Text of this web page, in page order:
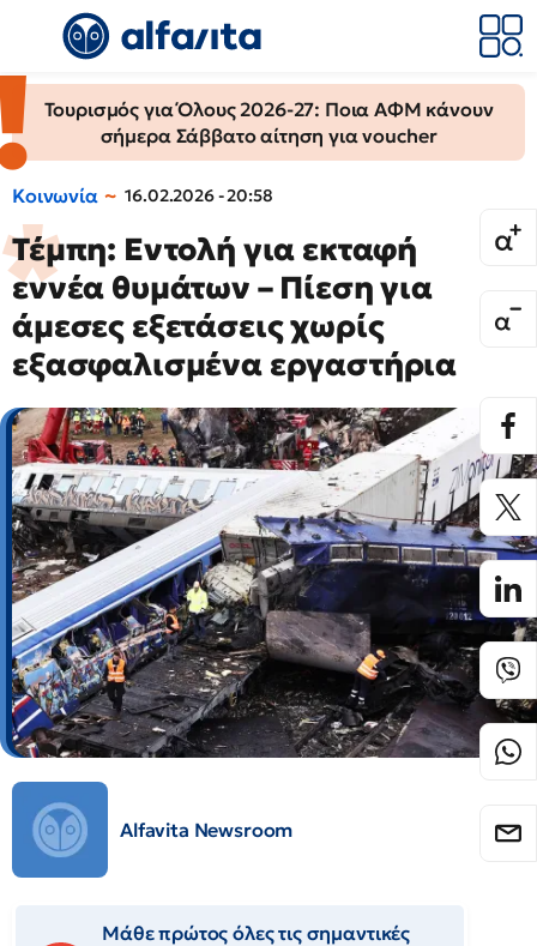
Τουρισμός για Όλους 2026-27: Ποια ΑΦΜ κάνουν
σήμερα Σάββατο αίτηση για voucher
Κοινωνία 16.02.2026 - 20:58
Τέμπη: Εντολή για εκταφή
εννέα θυμάτων – Πίεση για
άμεσες εξετάσεις χωρίς
εξασφαλισμένα εργαστήρια
Alfavita Newsroom
Μάθε πρώτος όλες τις σημαντικές